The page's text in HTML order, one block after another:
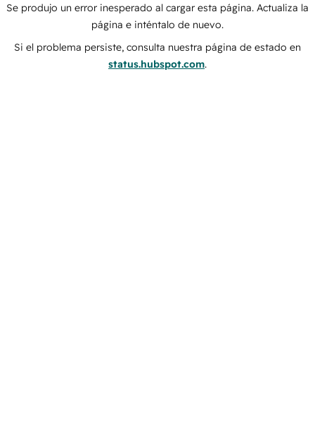
Se produjo un error inesperado al cargar esta página. Actualiza la
página e inténtalo de nuevo.
Si el problema persiste, consulta nuestra página de estado en
status.hubspot.com.